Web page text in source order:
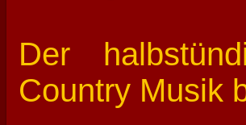
Der
Country Musik